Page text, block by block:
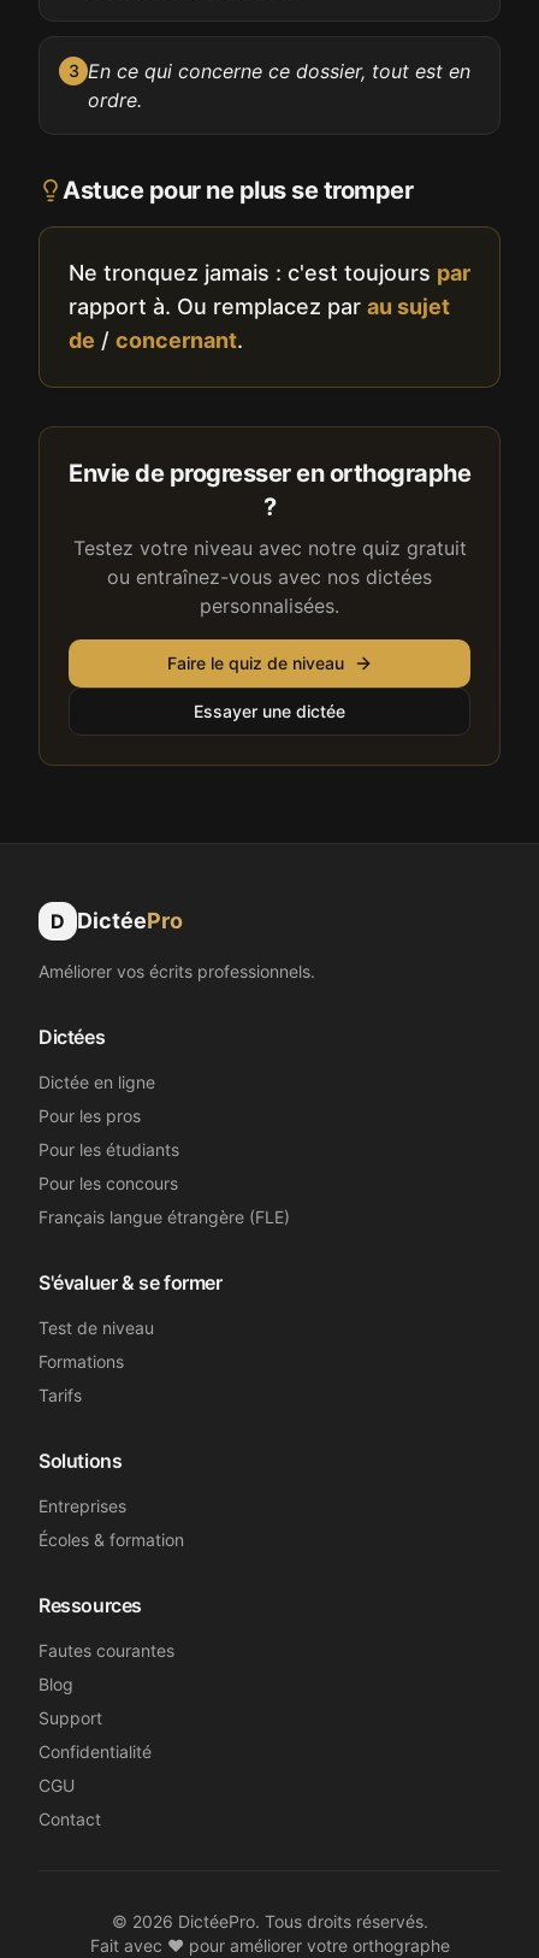
3 En ce qui concerne ce dossier, tout est en
ordre.
Astuce pour ne plus se tromper
Ne tronquez jamais : c'est toujours par
rapport à. Ou remplacez par au sujet
de / concernant.
Envie de progresser en orthographe
?
Testez votre niveau avec notre quiz gratuit
ou entraînez-vous avec nos dictées
personnalisées.
Faire le quiz de niveau
Essayer une dictée
D DictéePro
Améliorer vos écrits professionnels.
Dictées
Dictée en ligne
Pour les pros
Pour les étudiants
Pour les concours
Français langue étrangère (FLE)
S'évaluer & se former
Test de niveau
Formations
Tarifs
Solutions
Entreprises
Écoles & formation
Ressources
Fautes courantes
Blog
Support
Confidentialité
CGU
Contact
© 2026 DictéePro. Tous droits réservés.
Fait avec ❤️ pour améliorer votre orthographe